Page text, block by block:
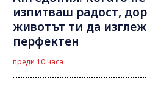
изпитваш радост,
животът ти да
перфектен
преди 10 часа